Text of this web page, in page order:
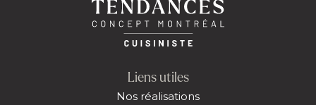
Liens utiles
Nos réalisations